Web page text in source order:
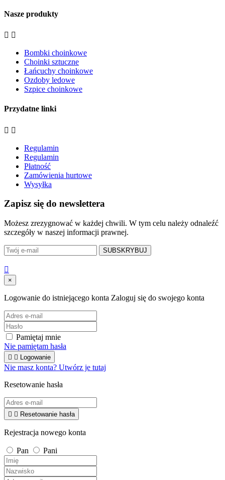
Nasze produkty
 
Bombki choinkowe
Choinki sztuczne
Łańcuchy choinkowe
Ozdoby ledowe
Szpice choinkowe
Przydatne linki
 
Regulamin
Regulamin
Płatność
Zamówienia hurtowe
Wysyłka
Zapisz się do newslettera
Możesz zrezygnować w każdej chwili. W tym celu należy odnaleźć
szczegóły w naszej informacji prawnej.
SUBSKRYBUJ

×
Logowanie do istniejącego konta Zaloguj się do swojego konta
Pamiętaj mnie
Nie pamiętam hasła
  Logowanie
Nie masz konta? Utwórz je tutaj
Resetowanie hasła
  Resetowanie hasła
Rejestracja nowego konta
Pan Pani